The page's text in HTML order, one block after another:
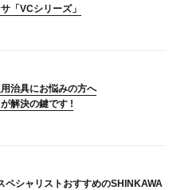
「VCシリーズ」
治具にお悩みの方へ
解決の鍵です !
ペシャリストおすすめのSHINKAWA